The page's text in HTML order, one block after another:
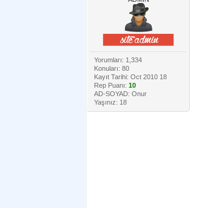
Yorumları: 1,334
Konuları: 80
Kayıt Tarihi: Oct 2010 18
Rep Puanı: 10
AD-SOYAD: Onur
Yaşınız: 18